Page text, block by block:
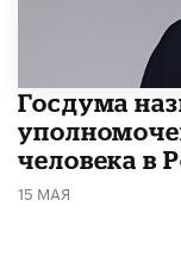
Госдума
человека в
15 МАЯ